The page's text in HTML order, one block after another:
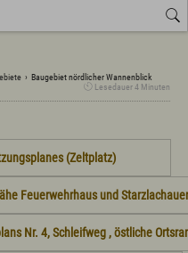
Bekanntmachungen
› Baugebiet nördlicher Wannenblick
Lesedauer4 Minuten
(Zeltplatz)
Feuerwehrhaus und
Nr. 4, Schleifweg , östliche